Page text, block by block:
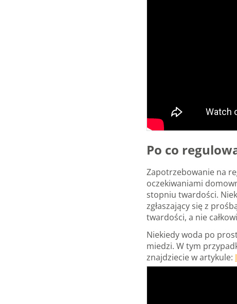
Po co
Zapotrzebowanie na
oczekiwaniami
stopniu twardości.
zgłaszający się z
twardości, a nie
Niekiedy woda po
miedzi. W tym
znajdziecie w artykule: